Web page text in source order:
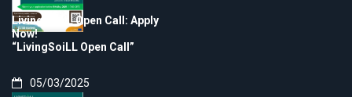
LivingSoiLL Open Call: Apply
Now!
“LivingSoiLL Open Call”
05/03/2025